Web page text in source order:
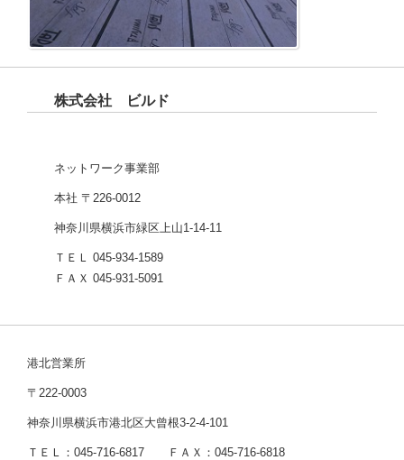
株式会社 ビルド
ネットワーク事業部
本社 〒226-0012
神奈川県横浜市緑区上山1-14-11
ＴＥＬ 045-934-1589
ＦＡＸ 045-931-5091
港北営業所
〒222-0003
神奈川県横浜市港北区大曾根3-2-4-101
ＴＥＬ：045-716-6817 ＦＡＸ：045-716-6818